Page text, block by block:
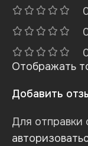
Отображать
Добавить
Для отправки